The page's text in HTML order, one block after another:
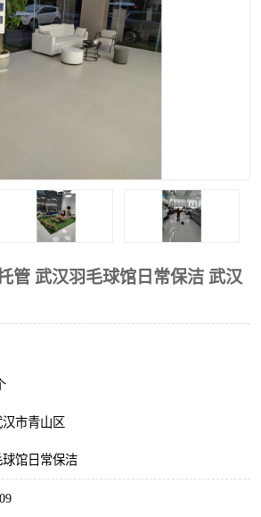
管 武汉羽毛球馆日常保洁 武汉
市青山区
馆日常保洁